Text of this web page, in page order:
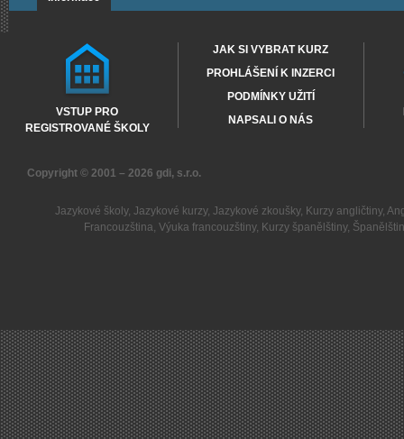
VSTUP PRO
REGISTROVANÉ ŠKOLY
JAK SI VYBRAT KURZ
PROHLÁŠENÍ K INZERCI
PODMÍNKY UŽITÍ
NAPSALI O NÁS
Copyright © 2001 – 2026 gdi, s.r.o.
Jazykové školy, Jazykové kurzy, Jazykové zkoušky, Kurzy angličtiny,
Francouzština,Výuka francouzštiny, Kurzy španělštiny,